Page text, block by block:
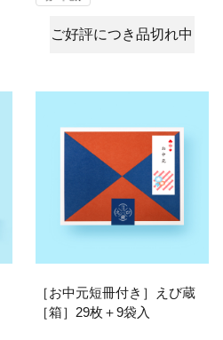
ご好評につき品切れ中
［お中元短冊付き］えび蔵
［箱］29枚＋9袋入